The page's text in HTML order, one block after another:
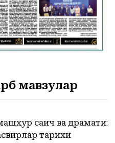
мавзулар
сақич ва
тарихи